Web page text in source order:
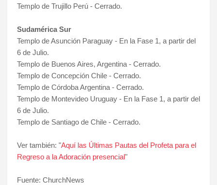
Templo de Trujillo Perú - Cerrado.
Sudamérica Sur
Templo de Asunción Paraguay - En la Fase 1, a partir del
6 de Julio.
Templo de Buenos Aires, Argentina - Cerrado.
Templo de Concepción Chile - Cerrado.
Templo de Córdoba Argentina - Cerrado.
Templo de Montevideo Uruguay - En la Fase 1, a partir del
6 de Julio.
Templo de Santiago de Chile - Cerrado.
Ver también: "Aquí las Últimas Pautas del Profeta para el
Regreso a la Adoración presencial"
Fuente: ChurchNews